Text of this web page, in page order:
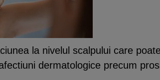
la nivelul scalpului care
dermatologice precum